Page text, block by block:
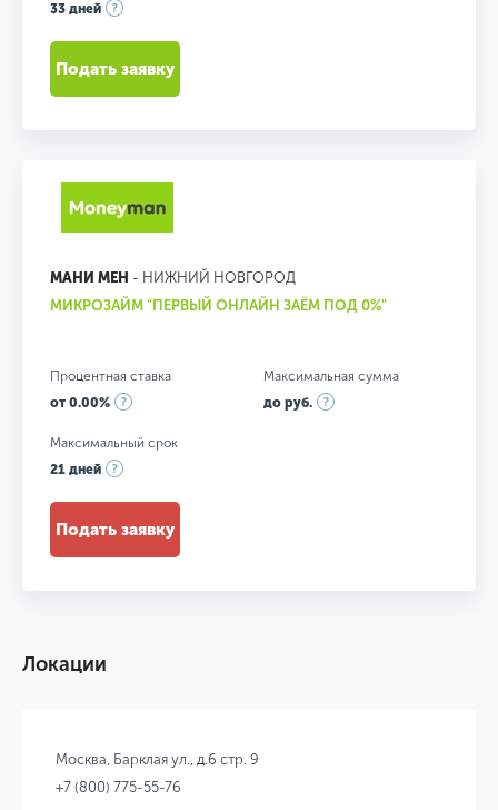
33 дней
Подать заявку
МАНИ МЕН - НИЖНИЙ НОВГОРОД
МИКРОЗАЙМ "ПЕРВЫЙ ОНЛАЙН ЗАЁМ ПОД 0%"
Процентная ставка
от 0.00%
Максимальная сумма
до руб.
Максимальный срок
21 дней
Подать заявку
Локации
Москва, Барклая ул., д.6 стр. 9
+7 (800) 775-55-76